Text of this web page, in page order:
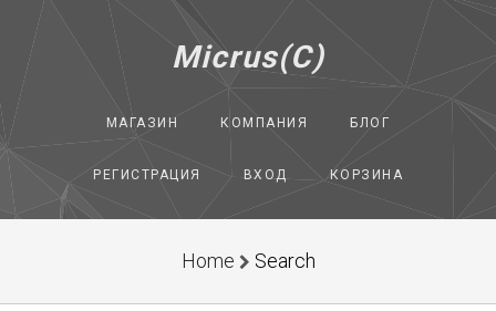
Micrus(C)
МАГАЗИН КОМПАНИЯ БЛОГ
РЕГИСТРАЦИЯ ВХОД КОРЗИНА
Home Search